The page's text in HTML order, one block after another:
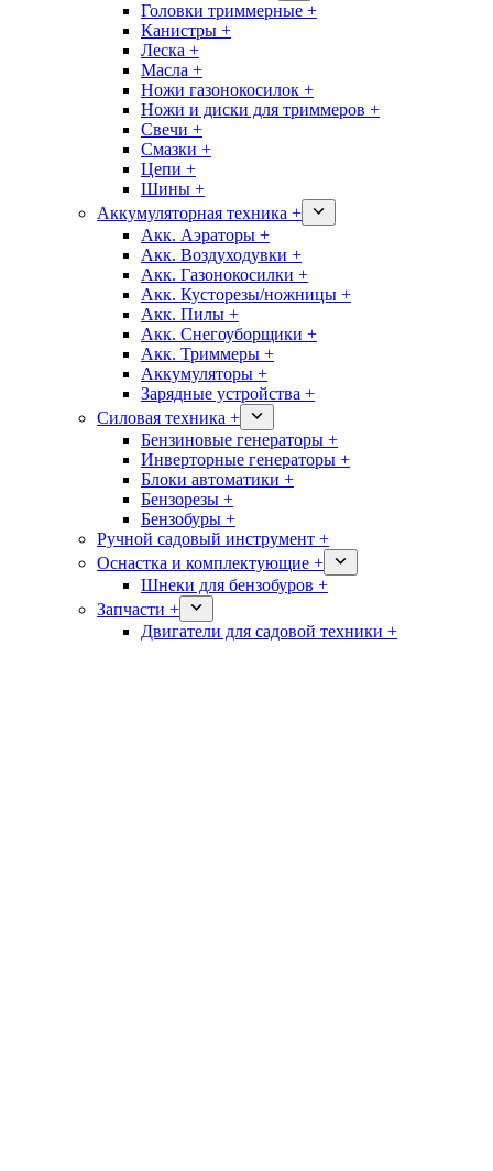
Головки триммерные +
Канистры +
Леска +
Масла +
Ножи газонокосилок +
Ножи и диски для триммеров +
Свечи +
Смазки +
Цепи +
Шины +
Аккумуляторная техника +
Акк. Аэраторы +
Акк. Воздуходувки +
Акк. Газонокосилки +
Акк. Кусторезы/ножницы +
Акк. Пилы +
Акк. Снегоуборщики +
Акк. Триммеры +
Аккумуляторы +
Зарядные устройства +
Силовая техника +
Бензиновые генераторы +
Инверторные генераторы +
Блоки автоматики +
Бензорезы +
Бензобуры +
Ручной садовый инструмент +
Оснастка и комплектующие +
Шнеки для бензобуров +
Запчасти +
Двигатели для садовой техники +